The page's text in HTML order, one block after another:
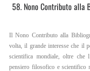
NOTIZIE ED EVENTI
CNR
PAGINA FACEBOOK ISPF
58. Nono Contributo alla
Il Nono Contributo alla
volta, il grande interesse che il
scientifica mondiale, oltre che
pensiero filosofico e scientifico